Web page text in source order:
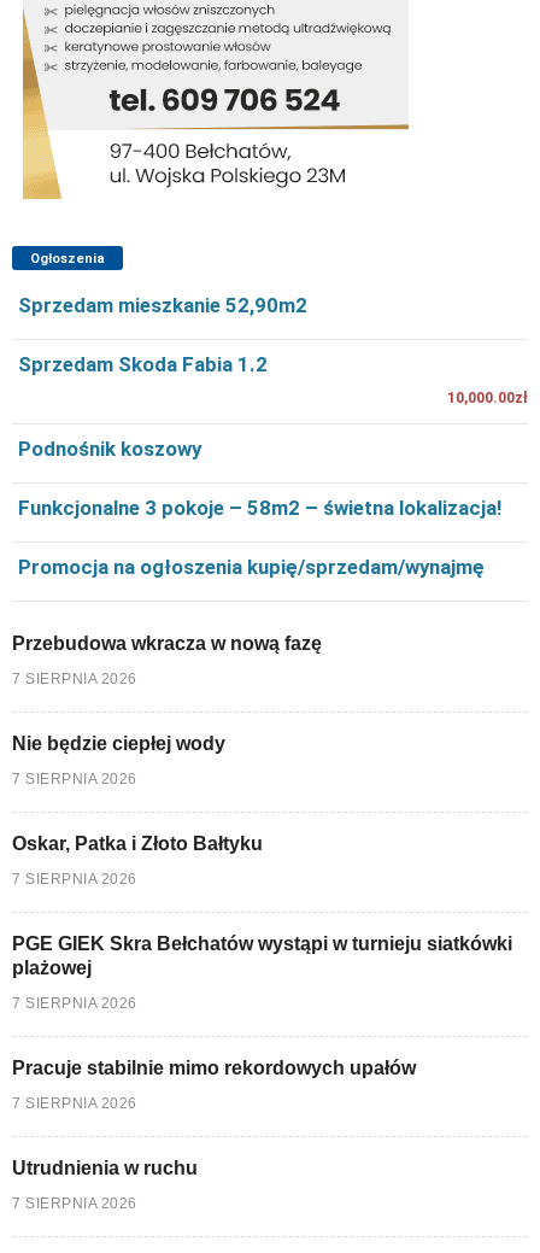
Ogłoszenia
Sprzedam mieszkanie 52,90m2
Sprzedam Skoda Fabia 1.2
10,000.00zł
Podnośnik koszowy
Funkcjonalne 3 pokoje – 58m2 – świetna lokalizacja!
Promocja na ogłoszenia kupię/sprzedam/wynajmę
Przebudowa wkracza w nową fazę
7 SIERPNIA 2026
Nie będzie ciepłej wody
7 SIERPNIA 2026
Oskar, Patka i Złoto Bałtyku
7 SIERPNIA 2026
PGE GIEK Skra Bełchatów wystąpi w turnieju siatkówki
plażowej
7 SIERPNIA 2026
Pracuje stabilnie mimo rekordowych upałów
7 SIERPNIA 2026
Utrudnienia w ruchu
7 SIERPNIA 2026